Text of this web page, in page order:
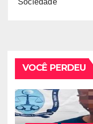
Sociedade
VOCÊ PERDEU